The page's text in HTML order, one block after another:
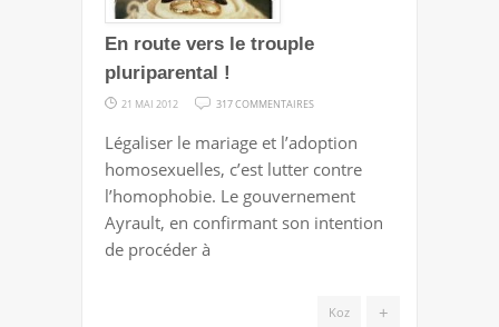
En route vers le trouple
pluriparental !
21 MAI 2012 317 COMMENTAIRES
ROUTE
VERS
LE
TROUPLE
Légaliser le mariage et l’adoption
homosexuelles, c’est lutter contre
l’homophobie. Le gouvernement
Ayrault, en confirmant son intention
de procéder à
+
Koz